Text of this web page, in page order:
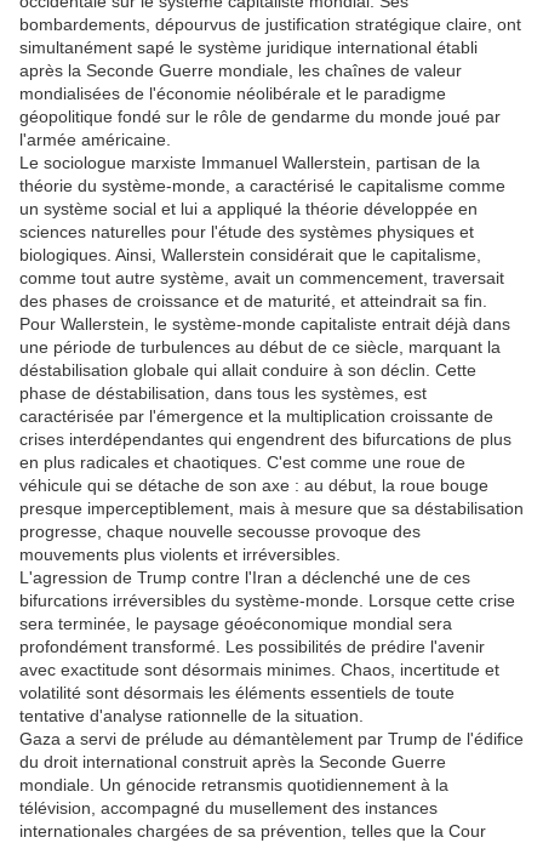
bombardements, dépourvus de justification stratégique claire, ont
simultanément sapé le système juridique international établi
après la Seconde Guerre mondiale, les chaînes de valeur
mondialisées de l'économie néolibérale et le paradigme
géopolitique fondé sur le rôle de gendarme du monde joué par
l'armée américaine.
Le sociologue marxiste Immanuel Wallerstein, partisan de la
théorie du système-monde, a caractérisé le capitalisme comme
un système social et lui a appliqué la théorie développée en
sciences naturelles pour l'étude des systèmes physiques et
biologiques. Ainsi, Wallerstein considérait que le capitalisme,
comme tout autre système, avait un commencement, traversait
des phases de croissance et de maturité, et atteindrait sa fin.
Pour Wallerstein, le système-monde capitaliste entrait déjà dans
une période de turbulences au début de ce siècle, marquant la
déstabilisation globale qui allait conduire à son déclin. Cette
phase de déstabilisation, dans tous les systèmes, est
caractérisée par l'émergence et la multiplication croissante de
crises interdépendantes qui engendrent des bifurcations de plus
en plus radicales et chaotiques. C'est comme une roue de
véhicule qui se détache de son axe : au début, la roue bouge
presque imperceptiblement, mais à mesure que sa déstabilisation
progresse, chaque nouvelle secousse provoque des
mouvements plus violents et irréversibles.
L'agression de Trump contre l'Iran a déclenché une de ces
bifurcations irréversibles du système-monde. Lorsque cette crise
sera terminée, le paysage géoéconomique mondial sera
profondément transformé. Les possibilités de prédire l'avenir
avec exactitude sont désormais minimes. Chaos, incertitude et
volatilité sont désormais les éléments essentiels de toute
tentative d'analyse rationnelle de la situation.
Gaza a servi de prélude au démantèlement par Trump de l'édifice
du droit international construit après la Seconde Guerre
mondiale. Un génocide retransmis quotidiennement à la
télévision, accompagné du musellement des instances
internationales chargées de sa prévention, telles que la Cour